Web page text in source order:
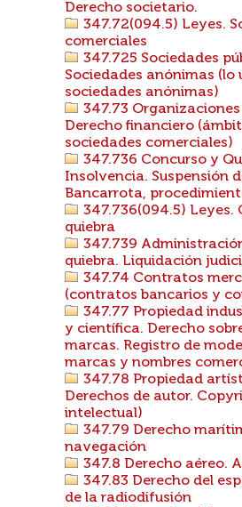
Derecho societario.
347.72(094.5) Leyes.
comerciales
347.725 Sociedades
Sociedades anónimas (lo
sociedades anónimas)
347.73
Derecho financiero
sociedades comerciales)
347.736 Concurso y
Insolvencia. Suspensión
Bancarrota,
347.736(094.5) Leyes.
quiebra
347.739
quiebra. Liquidación
347.74 Contratos
(contratos bancarios y
347.77 Propiedad
y científica. Derecho
marcas. Registro de
marcas y nombres
347.78 Propiedad
Derechos de autor.
intelectual)
347.79 Derecho
navegación
347.8 Derecho aéreo.
347.83 Derecho del
de la radiodifusión